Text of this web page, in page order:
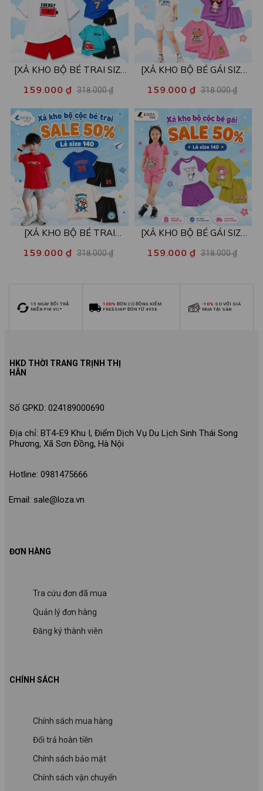
[XẢ KHO BỘ BÉ TRAI SIZE
mẫu - Quần áo bé trai từ 22-
26kg - Loza Kids XB004
159.000 ₫ 318.000 ₫
[XẢ KHO BỘ BÉ GÁI SIZE
mẫu - Quần áo bé gái từ 22-
26kg - Loza Kids XB005
159.000 ₫ 318.000 ₫
[XẢ KHO BỘ BÉ TRAI
nhiều mẫu - Quần áo bé trai
159.000 ₫ 318.000 ₫
[XẢ KHO BỘ BÉ GÁI SIZE
mẫu - Quần áo bé gái từ 26-
159.000 ₫ 318.000 ₫
15 NGÀY ĐỔI TRẢ
MIỄN PHÍ VC*
100% ĐƠN CÓ ĐỒNG KIỂM
FREESHIP ĐƠN TỪ 495k
-10% SO VỚI GIÁ
MUA TẠI SÀN
CHÍNH SÁCH
Chính sách mua hàng
Đổi trả hoàn tiền
Chính sách bảo mật
Chính sách vận chuyển
HKD THỜI TRANG TRỊNH THỊ
HÂN
Số GPKD: 024189000690
Địa chỉ: BT4-E9 Khu I, Điểm Dịch Vụ Du Lịch Sinh Thái Song
Phương, Xã Sơn Đồng, Hà Nội
Hotline: 0981475666
Email: sale@loza.vn
ĐƠN HÀNG
Tra cứu đơn đã mua
Quản lý đơn hàng
Đăng ký thành viên